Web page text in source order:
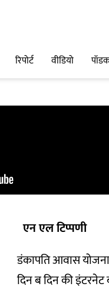
रिपोर्ट वीडियो
एन एल टिप्पणी
डंकापति आवास
दिन ब दिन की